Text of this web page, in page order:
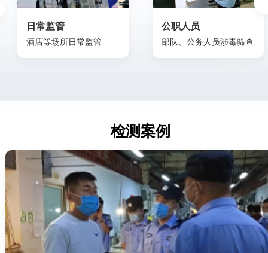
日常监管
酒店等场所日常监管
公职人员
部队、公务人员涉毒筛查
检测案例